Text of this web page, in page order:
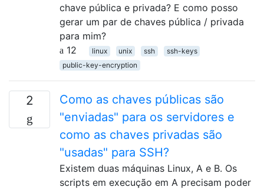
chave pública e privada? E como posso
gerar um par de chaves pública / privada
para mim?
12
linux unix ssh
ssh-keys
public-key-encryption
2
Como as chaves públicas são
"enviadas" para os servidores e
como as chaves privadas são
"usadas" para SSH?
Existem duas máquinas Linux, A e B. Os
scripts em execução em A precisam poder